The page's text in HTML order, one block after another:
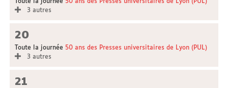
Toute la journée 50 ans des Presses universitaires de Lyon (PUL)
3 autres
20
Toute la journée 50 ans des Presses universitaires de Lyon (PUL)
3 autres
21